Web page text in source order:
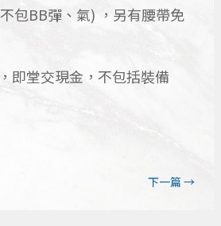
包BB彈、氣) ，另有腰帶免
即堂交現金，不包括裝備
下一篇→